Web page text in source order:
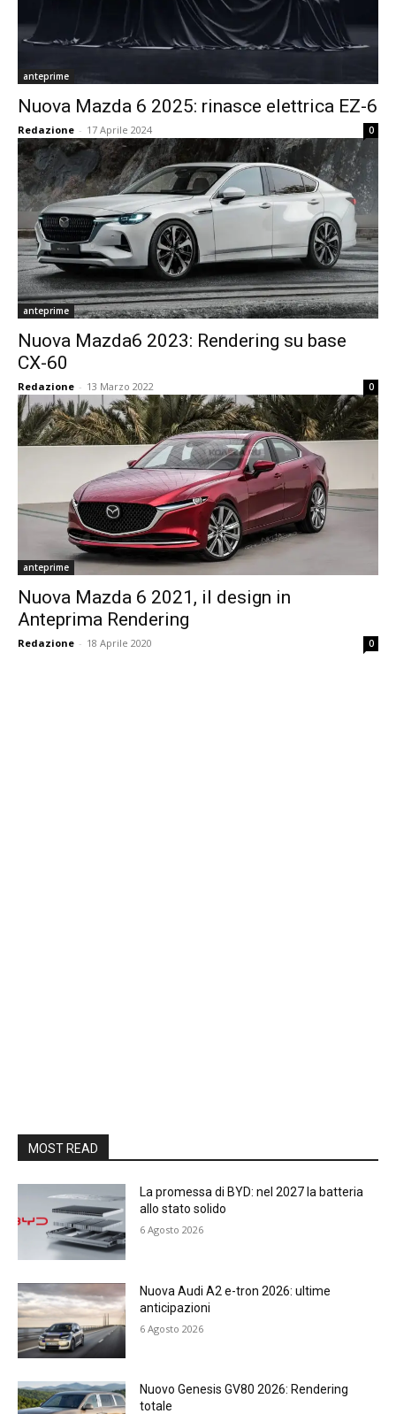
anteprime
Nuova Mazda 6 2025: rinasce elettrica EZ-6
Redazione - 17 Aprile 2024 0
anteprime
Nuova Mazda6 2023: Rendering su base
CX-60
Redazione - 13 Marzo 2022 0
anteprime
Nuova Mazda 6 2021, il design in
Anteprima Rendering
Redazione - 18 Aprile 2020 0
MOST READ
La promessa di BYD: nel 2027 la batteria
allo stato solido
6 Agosto 2026
Nuova Audi A2 e-tron 2026: ultime
anticipazioni
6 Agosto 2026
Nuovo Genesis GV80 2026: Rendering
totale